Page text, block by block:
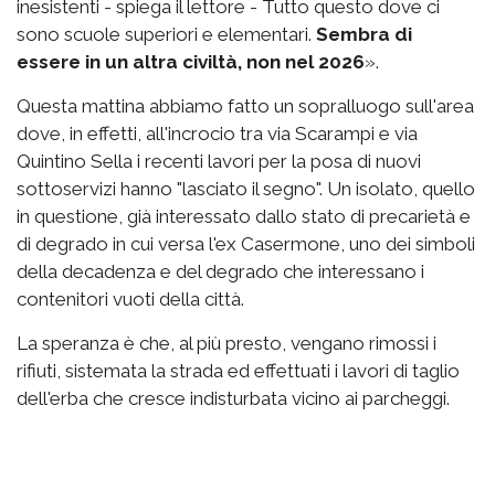
inesistenti - spiega il lettore - Tutto questo dove ci
sono scuole superiori e elementari. Sembra di
essere in un altra civiltà, non nel 2026».
Questa mattina abbiamo fatto un sopralluogo sull'area
dove, in effetti, all'incrocio tra via Scarampi e via
Quintino Sella i recenti lavori per la posa di nuovi
sottoservizi hanno "lasciato il segno". Un isolato, quello
in questione, già interessato dallo stato di precarietà e
di degrado in cui versa l'ex Casermone, uno dei simboli
della decadenza e del degrado che interessano i
contenitori vuoti della città.
La speranza è che, al più presto, vengano rimossi i
rifiuti, sistemata la strada ed effettuati i lavori di taglio
dell'erba che cresce indisturbata vicino ai parcheggi.